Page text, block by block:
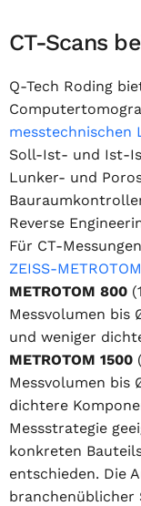
CT-Scans
Q-Tech Roding
messtechnischen
Soll-Ist- und Ist-
Lunker- und
Reverse
Für CT-
ZEISS-
METROTOM 800
Messvolumen bis
und weniger
METROTOM 1500
Messvolumen bis
dichtere
Messstrategie
konkreten
entschieden. Die
branchenüblicher